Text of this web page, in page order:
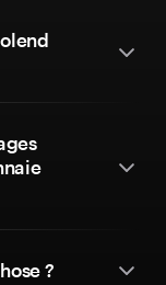
?